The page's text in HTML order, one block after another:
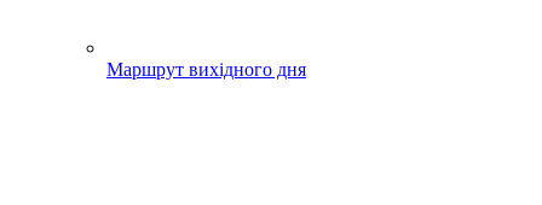
Маршрут вихідного дня